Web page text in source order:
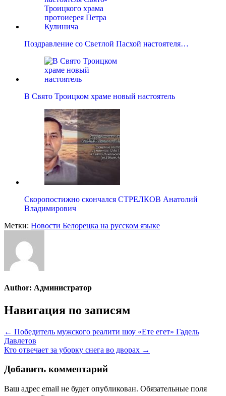
Поздравление со Светлой Пасхой настоятеля…
В Свято Троицком храме новый настоятель
Скоропостижно скончался СТРЕЛКОВ Анатолий
Владимирович
Метки: Новости Белорецка на русском языке
Author: Администратор
Навигация по записям
← Победитель мужского реалити шоу «Ете егет» Гадель
Давлетов
Кто отвечает за уборку снега во дворах →
Добавить комментарий
Ваш адрес email не будет опубликован. Обязательные поля